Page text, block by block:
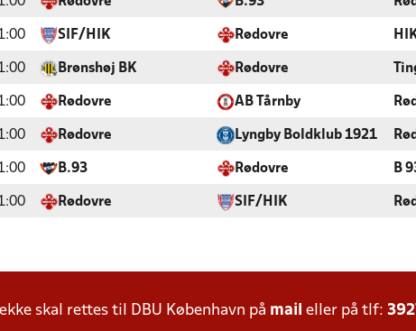
SIF/HIK Rødovre
Brønshøj BK Rødovre
Rødovre AB Tårnby
Rødovre Lyngby Boldklub 1921
B.93 Rødovre B
Rødovre SIF/HIK
skal rettes til DBU København på mail eller på tlf: